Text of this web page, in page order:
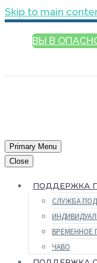
Skip to main
ВЫ В
Primary Menu
Close
ПОДДЕРЖКА
СЛУЖБА
ВРЕМЕННОЕ
ЧАВО